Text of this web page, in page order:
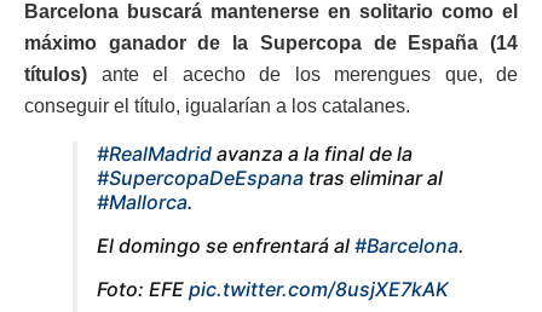
Barcelona buscará mantenerse en solitario como el
máximo ganador de la Supercopa de España (14
títulos) ante el acecho de los merengues que, de
conseguir el título, igualarían a los catalanes.
#RealMadrid avanza a la final de la
#SupercopaDeEspana tras eliminar al
#Mallorca.
El domingo se enfrentará al #Barcelona.
Foto: EFE pic.twitter.com/8usjXE7kAK